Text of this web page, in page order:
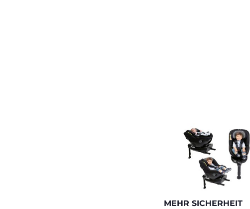
MEHR SICHERHEIT